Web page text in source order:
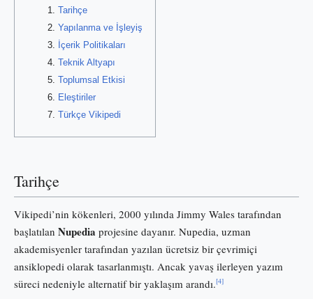
Tarihçe
Yapılanma ve İşleyiş
İçerik Politikaları
Teknik Altyapı
Toplumsal Etkisi
Eleştiriler
Türkçe Vikipedi
Tarihçe
Vikipedi’nin kökenleri, 2000 yılında Jimmy Wales tarafından
başlatılan Nupedia projesine dayanır. Nupedia, uzman
akademisyenler tarafından yazılan ücretsiz bir çevrimiçi
ansiklopedi olarak tasarlanmıştı. Ancak yavaş ilerleyen yazım
süreci nedeniyle alternatif bir yaklaşım arandı.[4]